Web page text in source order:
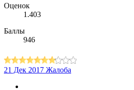
Оценок
1.403
Баллы
946
21 Дек 2017 Жалоба